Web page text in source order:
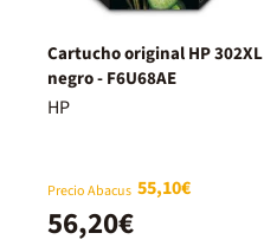
Cartucho original HP 302XL
negro - F6U68AE
HP
Precio Abacus 55,10€
56,20€